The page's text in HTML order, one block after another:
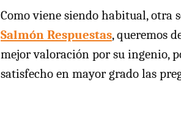
Como viene siendo habitual, otra
Salmón Respuestas, queremos
mejor valoración por su ingenio,
satisfecho en mayor grado las